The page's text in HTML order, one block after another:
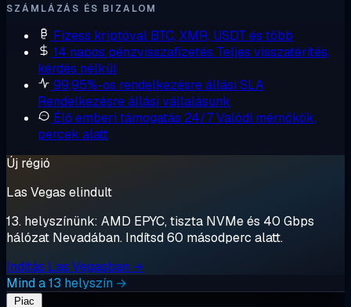
SZÁMLÁZÁS ÉS BIZALOM
Fizess kriptóval BTC, XMR, USDT és több
14 napos pénzvisszafizetés Teljes visszatérítés,
kérdés nélkül
99,95%-os rendelkezésre állási SLA
Rendelkezésre állási vállalásunk
Élő emberi támogatás 24/7Valódi mérnökök,
percek alatt
Új régió
Las Vegas elindult
13. helyszínünk: AMD EPYC, tiszta NVMe és 40 Gbps
hálózat Nevadában. Indítsd 60 másodperc alatt.
Indítás Las Vegasban →
Mind a 13 helyszín →